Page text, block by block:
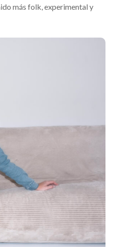
más folk, experimental y
WHITE lanza su
álbum de estudio